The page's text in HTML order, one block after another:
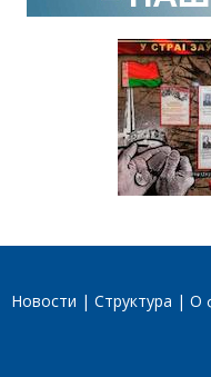
Новости Структура О